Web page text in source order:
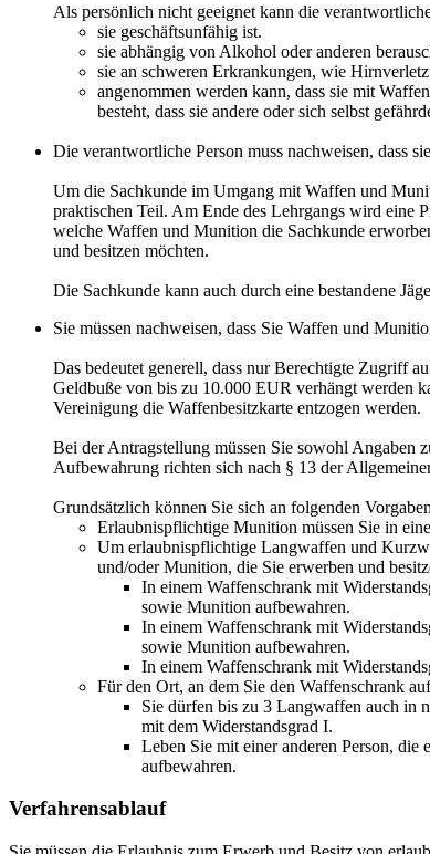
Als persönlich nicht geeignet kann die
sie geschäftsunfähig ist.
sie abhängig von Alkohol oder anderen
sie an schweren Erkrankungen, wie
angenommen werden kann, dass sie mit
besteht, dass sie andere oder sich selbst
Die verantwortliche Person muss nachweisen, dass
Um die Sachkunde im Umgang mit Waffen und
praktischen Teil. Am Ende des Lehrgangs wird eine
welche Waffen und Munition die Sachkunde
und besitzen möchten.
Die Sachkunde kann auch durch eine bestandene
Sie müssen nachweisen, dass Sie Waffen und
Das bedeutet generell, dass nur Berechtigte Zugriff
Geldbuße von bis zu 10.000 EUR verhängt werden
Vereinigung die Waffenbesitzkarte entzogen werden.
Bei der Antragstellung müssen Sie sowohl
Aufbewahrung richten sich nach § 13 der
Grundsätzlich können Sie sich an folgenden
Erlaubnispflichtige Munition müssen Sie in
Um erlaubnispflichtige Langwaffen und
und/oder Munition, die Sie erwerben und
In einem Waffenschrank mit
sowie Munition aufbewahren.
In einem Waffenschrank mit
sowie Munition aufbewahren.
In einem Waffenschrank mit
Für den Ort, an dem Sie den Waffenschrank
Sie dürfen bis zu 3 Langwaffen auch in
mit dem Widerstandsgrad I.
Leben Sie mit einer anderen Person,
aufbewahren.
Verfahrensablauf